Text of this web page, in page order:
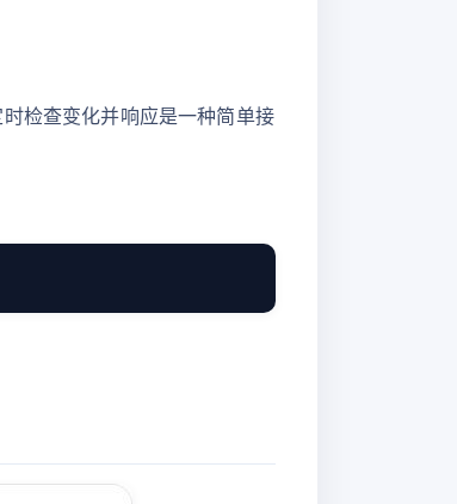
检查变化并响应是一种简单接